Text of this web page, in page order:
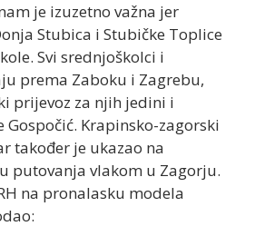
je izuzetno važna jer
Stubica i Stubičke Toplice
Svi srednjoškolci i
prema Zaboku i Zagrebu,
prijevoz za njih jedini i
Gospočić. Krapinsko-zagorski
također je ukazao na
putovanja vlakom u Zagorju.
na pronalasku modela